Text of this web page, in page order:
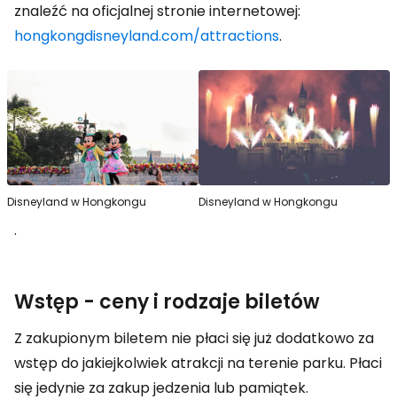
znaleźć na oficjalnej stronie internetowej:
hongkongdisneyland.com/attractions.
Disneyland w Hongkongu Disneyland w Hongkongu
.
Wstęp - ceny i rodzaje biletów
Z zakupionym biletem nie płaci się już dodatkowo za
wstęp do jakiejkolwiek atrakcji na terenie parku. Płaci
się jedynie za zakup jedzenia lub pamiątek.